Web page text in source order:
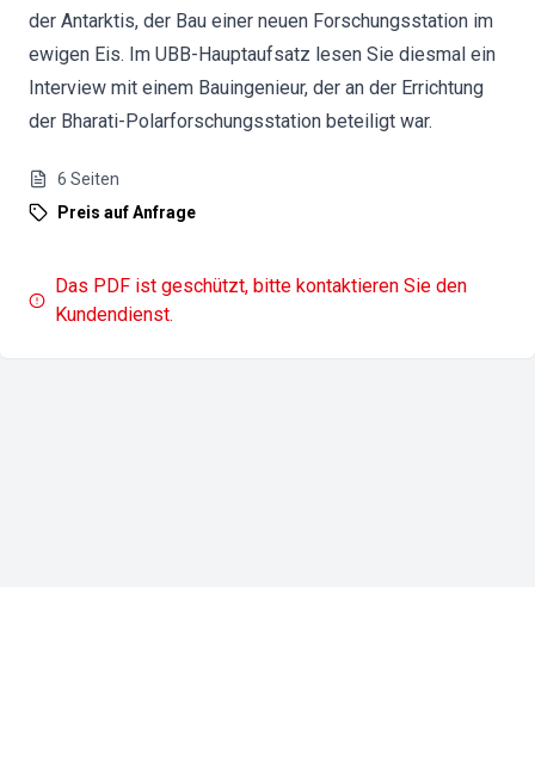
der Antarktis, der Bau einer neuen Forschungsstation im
ewigen Eis. Im UBB-Hauptaufsatz lesen Sie diesmal ein
Interview mit einem Bauingenieur, der an der Errichtung
der Bharati-Polarforschungsstation beteiligt war.
6 Seiten
Preis auf Anfrage
Das PDF ist geschützt, bitte kontaktieren Sie den
Kundendienst.